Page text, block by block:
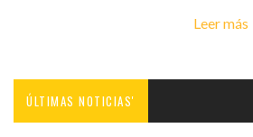
Leer más
ÚLTIMAS NOTICIAS'